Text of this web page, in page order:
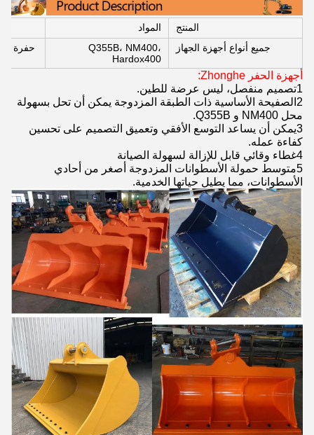
المنتج
المواد
جميع أنواع أجهزة الجهاز
Q355B، NM400،
Hardox400
حفرة
أجهزة الحفر Zhonghe:
1تصميم منفصل، ليس عرضة للطين.
2الصفيحة الأساسية ذات الطبقة المزدوجة يمكن أن تحل بسهولة
محل NM400 و Q355B.
3يمكن أن يساعد التوسع الأفقي وتعميق التصميم على تحسين
كفاءة عمله.
4غطاء وقائي قابل للإزالة لسهولة الصيانة
5متوسط حمولة الأسطوانات المزدوجة أصغر من أحادي
الأسطوانات، مما يطيل حياتها الخدمية.